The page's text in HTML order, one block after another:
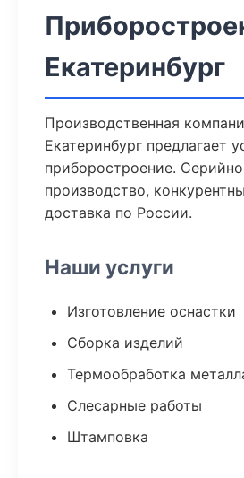
Екатеринбург
Производственная
Екатеринбург предлагает
приборостроение.
производство,
доставка по России.
Наши услуги
Изготовление оснастки
Сборка изделий
Термообработка
Слесарные работы
Штамповка